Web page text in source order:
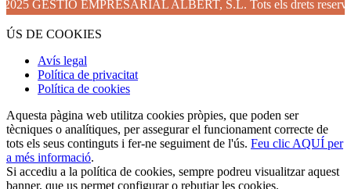
EMPRESARIAL ALBERT, S.L. Tots els drets reservats.
ÚS DE COOKIES
Avís legal
Política de privacitat
Política de cookies
Aquesta pàgina web utilitza cookies pròpies, que poden ser
tècniques o analítiques, per assegurar el funcionament correcte de
tots els seus continguts i fer-ne seguiment de l'ús. Feu clic AQUÍ per
a més informació.
Si accediu a la política de cookies, sempre podreu visualitzar aquest
banner, que us permet configurar o rebutjar les cookies.